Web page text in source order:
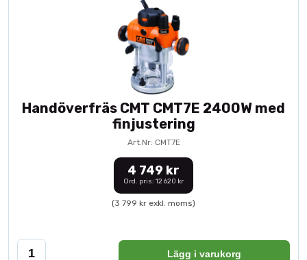
Handöverfräs CMT CMT7E 2400W med
finjustering
Art.Nr: CMT7E
4 749 kr
Ord. pris: 12 620 kr
(3 799 kr exkl. moms)
Lägg i varukorg